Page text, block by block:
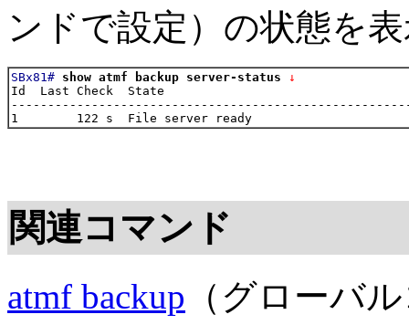
ンドで設定）の状態を
SBx81# show atmf backup server-status ↓
Id  Last Check  State
関連コマンド
atmf backup （グローバ